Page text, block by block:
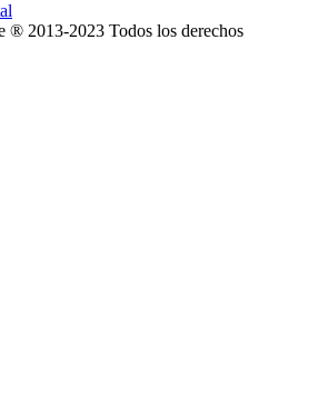
® 2013-2023 Todos los derechos